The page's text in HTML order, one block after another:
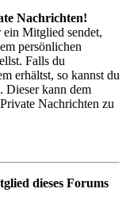
Nachrichten!
Mitglied sendet,
persönlichen
Falls du
erhältst, so kannst du
Dieser kann dem
Nachrichten zu
dieses Forums